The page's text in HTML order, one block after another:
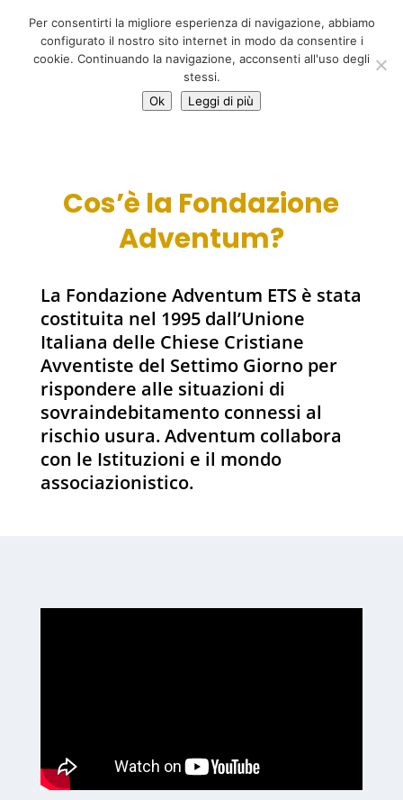
06 39725888
info@adventum.org
Cos’è la Fondazione
Adventum?
La Fondazione Adventum ETS è stata
costituita nel 1995 dall’Unione
Italiana delle Chiese Cristiane
Avventiste del Settimo Giorno per
rispondere alle situazioni di
sovraindebitamento connessi al
rischio usura. Adventum collabora
con le Istituzioni e il mondo
associazionistico.
Per consentirti la migliore esperienza di navigazione, abbiamo
configurato il nostro sito internet in modo da consentire i
cookie. Continuando la navigazione, acconsenti all'uso degli
stessi.
Ok
Leggi di più